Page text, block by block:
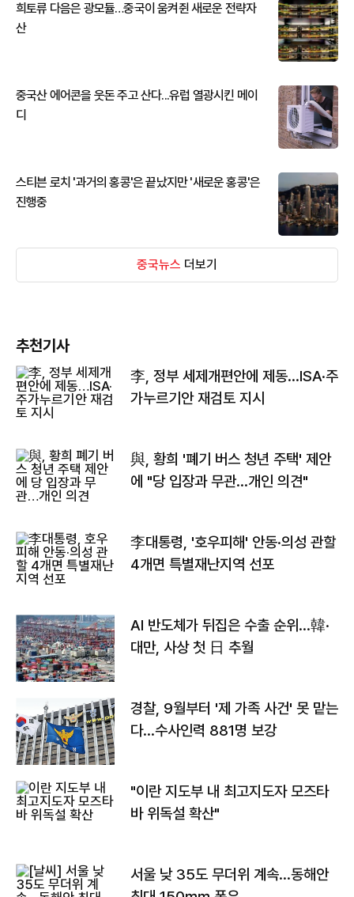
희토류 다음은 광모듈…중국이 움켜쥔 새로운 전략자
산
중국산 에어콘을 웃돈 주고 산다...유럽 열광시킨 메이
디
스티븐 로치 '과거의 홍콩'은 끝났지만 '새로운 홍콩'은
진행중
중국뉴스 더보기
추천기사
李, 정부 세제개편안에 제동…ISA·주
가누르기안 재검토 지시
與, 황희 '폐기 버스 청년 주택' 제안
에 "당 입장과 무관…개인 의견"
李대통령, '호우피해' 안동·의성 관할
4개면 특별재난지역 선포
AI 반도체가 뒤집은 수출 순위…韓·
대만, 사상 첫 日 추월
경찰, 9월부터 '제 가족 사건' 못 맡는
다…수사인력 881명 보강
"이란 지도부 내 최고지도자 모즈타
바 위독설 확산"
서울 낮 35도 무더위 계속…동해안